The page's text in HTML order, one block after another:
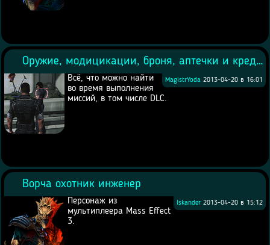
Оружие, модицикации, броня, аптечки и кредиты
MagistrYoda 2013-04-20 в 16:01
Всё, что можно найти
во время выполнения
миссий, в том числе DLC.
Ворча охотник инженер
Iskander 2013-04-20 в 15:12
Персонаж из
мультиплеера Mass Effect
3.